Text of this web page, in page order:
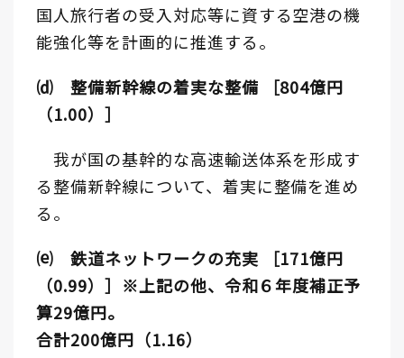
国人旅行者の受入対応等に資する空港の機
能強化等を計画的に推進する。
⒟ 整備新幹線の着実な整備 ［804億円
（1.00）］
我が国の基幹的な高速輸送体系を形成す
る整備新幹線について、着実に整備を進め
る。
⒠ 鉄道ネットワークの充実 ［171億円
（0.99）］※上記の他、令和６年度補正予
算29億円。
合計200億円（1.16）